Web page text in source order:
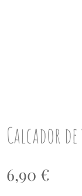
Calcador
6,90 €